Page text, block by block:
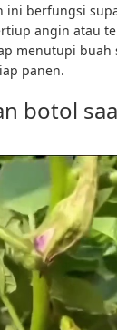
ini berfungsi
angin atau
menutupi buah
panen.
botol